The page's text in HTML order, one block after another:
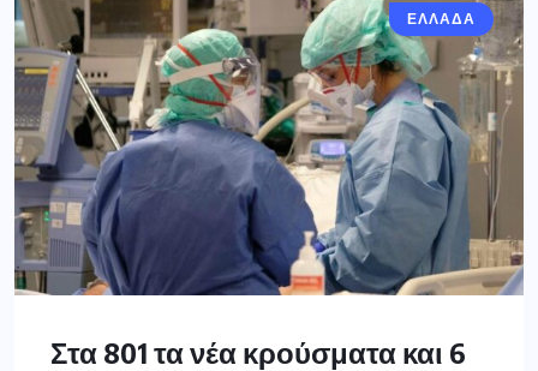
ΕΛΛΑΔΑ
Στα 801 τα νέα κρούσματα και 6